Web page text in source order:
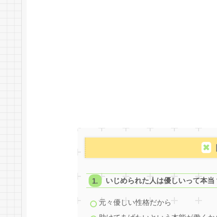
いじめられた人は優しいって本当
元々優しい性格だから